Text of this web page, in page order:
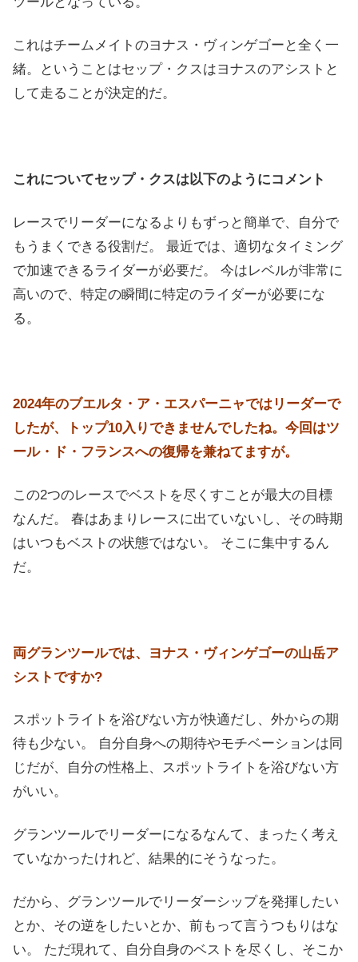
これはチームメイトのヨナス・ヴィンゲゴーと全く一
緒。ということはセップ・クスはヨナスのアシストと
して走ることが決定的だ。
これについてセップ・クスは以下のようにコメント
レースでリーダーになるよりもずっと簡単で、自分で
もうまくできる役割だ。 最近では、適切なタイミング
で加速できるライダーが必要だ。 今はレベルが非常に
高いので、特定の瞬間に特定のライダーが必要にな
る。
2024年のブエルタ・ア・エスパーニャではリーダーで
したが、トップ10入りできませんでしたね。今回はツ
ール・ド・フランスへの復帰を兼ねてますが。
この2つのレースでベストを尽くすことが最大の目標
なんだ。 春はあまりレースに出ていないし、その時期
はいつもベストの状態ではない。 そこに集中するん
だ。
両グランツールでは、ヨナス・ヴィンゲゴーの山岳ア
シストですか?
スポットライトを浴びない方が快適だし、外からの期
待も少ない。 自分自身への期待やモチベーションは同
じだが、自分の性格上、スポットライトを浴びない方
がいい。
グランツールでリーダーになるなんて、まったく考え
ていなかったけれど、結果的にそうなった。
だから、グランツールでリーダーシップを発揮したい
とか、その逆をしたいとか、前もって言うつもりはな
い。 ただ現れて、自分自身のベストを尽くし、そこか